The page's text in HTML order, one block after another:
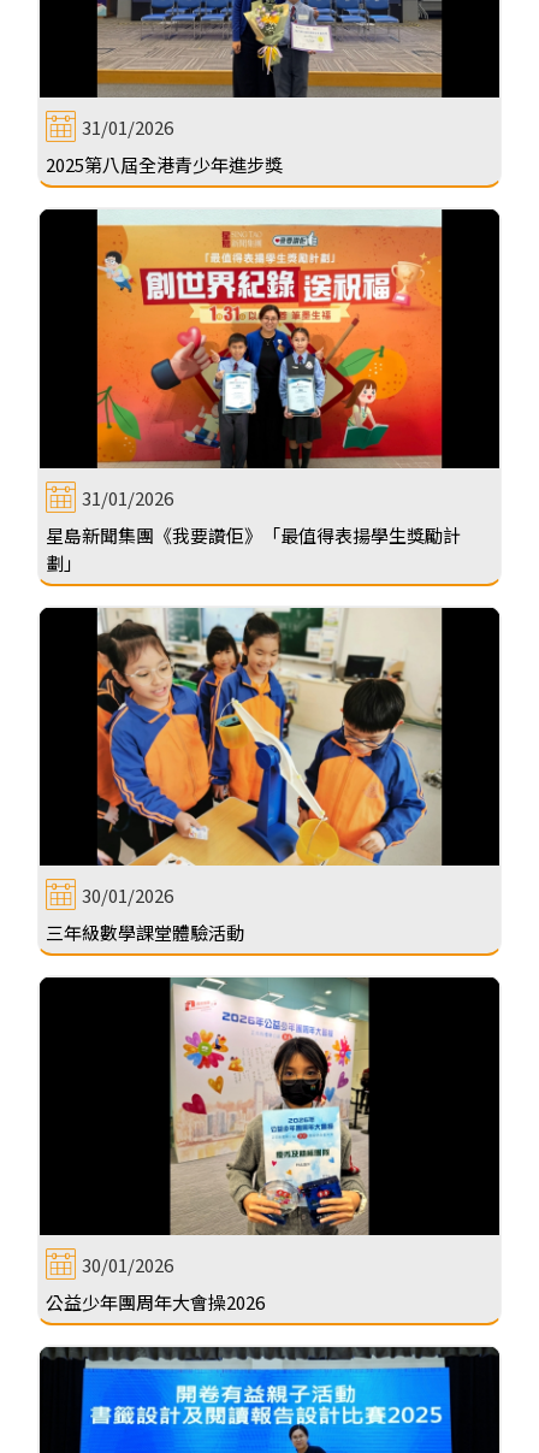
31/01/2026
2025第八屆全港青少年進步獎
31/01/2026
星島新聞集團《我要讚佢》「最值得表揚學生獎勵計
劃」
30/01/2026
三年級數學課堂體驗活動
30/01/2026
公益少年團周年大會操2026